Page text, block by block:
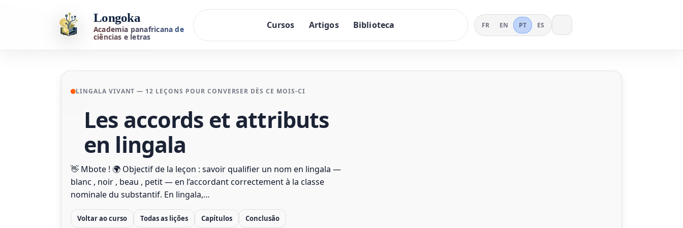
Longoka
Academia panafricana de
ciências e letras
Cursos Artigos Biblioteca FR EN PT ES
LINGALA VIVANT — 12 LEÇONS POUR CONVERSER DÈS CE MOIS-CI
Les accords et attributs
en lingala
👋 Mbote ! 🌍 Objectif de la leçon : savoir qualifier un nom en lingala —
blanc , noir , beau , petit — en l’accordant correctement à la classe
nominale du substantif. En lingala,…
Voltar ao curso Todas as lições Capítulos Conclusão